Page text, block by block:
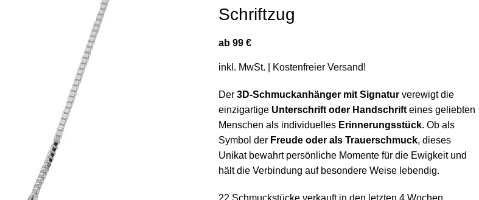
Schriftzug
ab 99 €
inkl. MwSt. | Kostenfreier Versand!
Der 3D-Schmuckanhänger mit Signatur verewigt die
einzigartige Unterschrift oder Handschrift eines geliebten
Menschen als individuelles Erinnerungsstück. Ob als
Symbol der Freude oder als Trauerschmuck, dieses
Unikat bewahrt persönliche Momente für die Ewigkeit und
hält die Verbindung auf besondere Weise lebendig.
22 Schmuckstücke verkauft in den letzten 4 Wochen